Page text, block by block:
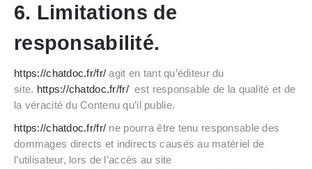
6. Limitations de
responsabilité.
https://chatdoc.fr/fr/ agit en tant qu’éditeur du
site. https://chatdoc.fr/fr/est responsable de la qualité et de
la véracité du Contenu qu’il publie.
https://chatdoc.fr/fr/ ne pourra être tenu responsable des
dommages directs et indirects causés au matériel de
l’utilisateur, lors de l’accès au site